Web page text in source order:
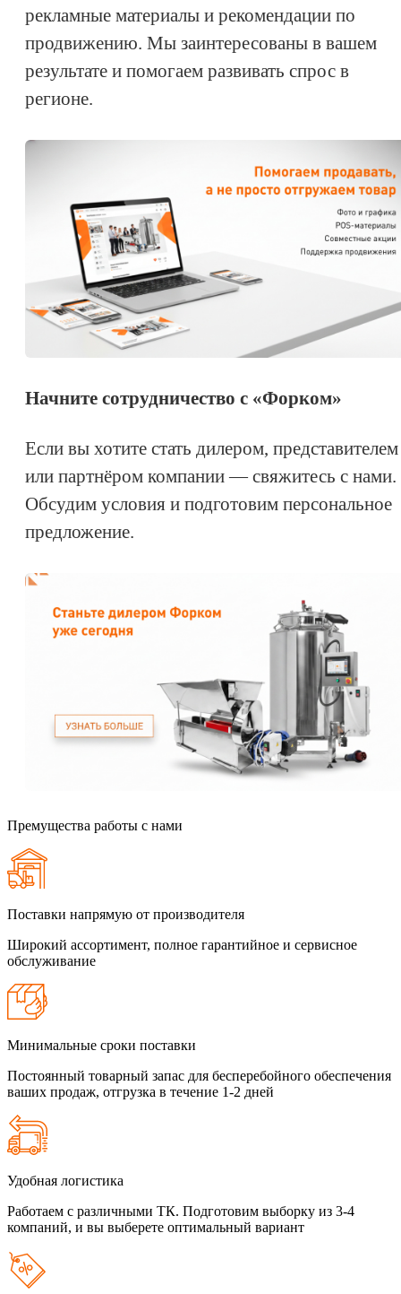
рекламные материалы и рекомендации по
продвижению. Мы заинтересованы в вашем
результате и помогаем развивать спрос в
регионе.
Начните сотрудничество с «Форком»
Если вы хотите стать дилером, представителем
или партнёром компании — свяжитесь с нами.
Обсудим условия и подготовим персональное
предложение.
Премущества работы с нами
Поставки напрямую от производителя
Широкий ассортимент, полное гарантийное и сервисное
обслуживание
Минимальные сроки поставки
Постоянный товарный запас для бесперебойного обеспечения
ваших продаж, отгрузка в течение 1-2 дней
Удобная логистика
Работаем с различными ТК. Подготовим выборку из 3-4
компаний, и вы выберете оптимальный вариант